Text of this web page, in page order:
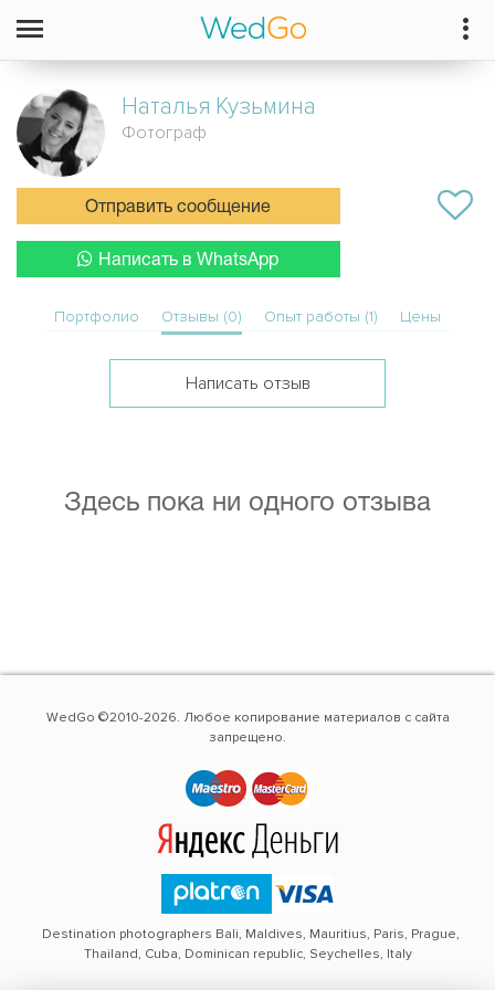
Наталья Кузьмина
Фотограф
Отправить сообщение
Написать в WhatsApp
Портфолио Отзывы (0) Опыт работы (1) Цены
Написать отзыв
Здесь пока ни одного отзыва
WedGo ©2010-2026. Любое копирование материалов с сайта
запрещено.
Destination photographers Bali, Maldives, Mauritius, Paris, Prague,
Thailand, Cuba, Dominican republic, Seychelles, Italy